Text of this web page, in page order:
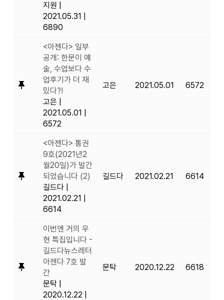
지원
2021.05.31
6890
<아젠다> 일부
공개: 한문이 예
술, 수업보다 수
업후기가 더 재
밌다?!
고은
2021.05.01
6572
고은 2021.05.01 6572
<아젠다> 통권
9호(2021년2
월20일)가 발간
되었습니다 (2)
길드다
2021.02.21
6614
길드다 2021.02.21 6614
이번엔 거의 우
현 특집입니다 -
길드다뉴스레터
아젠다 7호 발
간
문탁
2020.12.22
문탁 2020.12.22 6618